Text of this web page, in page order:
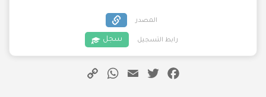
المصدر
رابط التسجيل سجل
Facebook
Twitter
Email
WhatsApp